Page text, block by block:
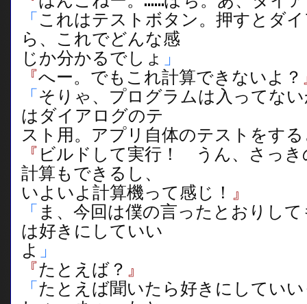
「これはテストボタン。押すとダ
ら、これでどんな感
じか分かるでしょ 」
『へー。でもこれ計算できないよ？
「そりゃ、プログラムは入ってな
はダイアログのテ
スト用。アプリ自体のテストをす
『 ビルドして実行！ うん、さっき
計算もできるし、
いよいよ計算機って感じ！ 』
「 ま、今回は僕の言ったとおりし
は好きにしていい
よ 」
『たとえば？ 』
「たとえば聞いたら好きにしてい